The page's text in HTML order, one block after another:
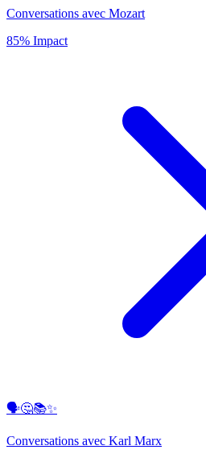
Conversations avec Mozart
85% Impact
🗣️🤔📚✨
Conversations avec Karl Marx